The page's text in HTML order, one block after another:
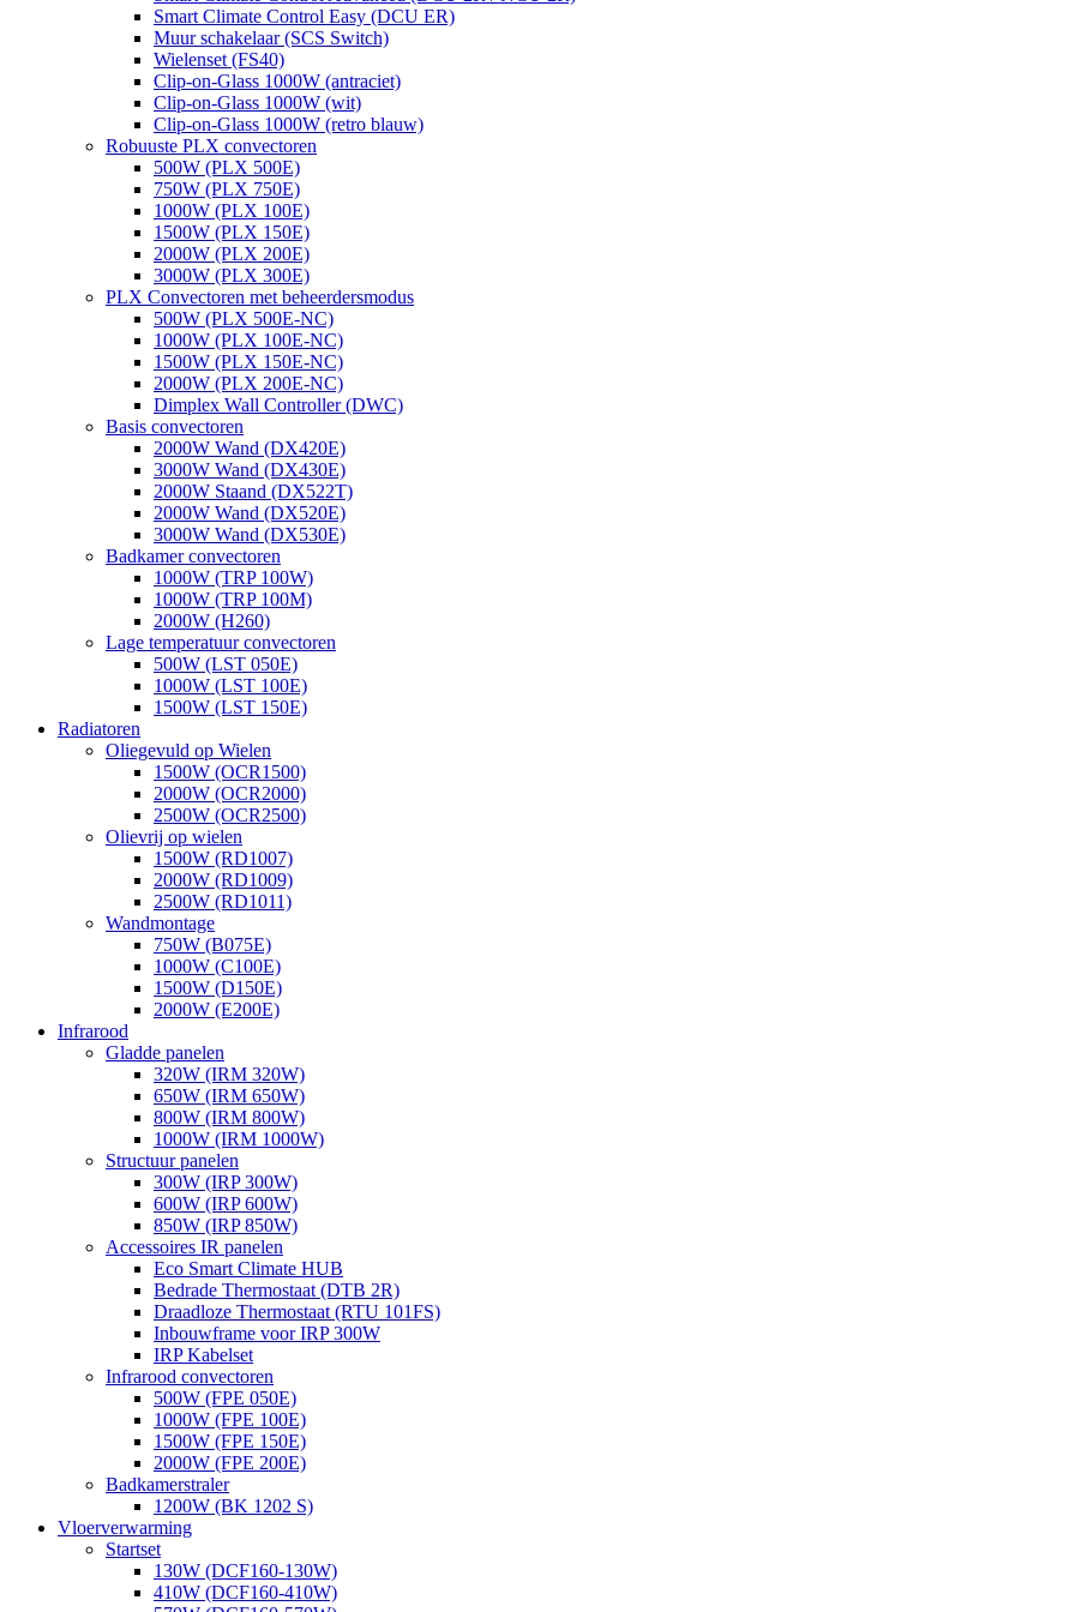
Smart Climate Control Easy (DCU ER)
Muur schakelaar (SCS Switch)
Wielenset (FS40)
Clip-on-Glass 1000W (antraciet)
Clip-on-Glass 1000W (wit)
Clip-on-Glass 1000W (retro blauw)
Robuuste PLX convectoren
500W (PLX 500E)
750W (PLX 750E)
1000W (PLX 100E)
1500W (PLX 150E)
2000W (PLX 200E)
3000W (PLX 300E)
PLX Convectoren met beheerdersmodus
500W (PLX 500E-NC)
1000W (PLX 100E-NC)
1500W (PLX 150E-NC)
2000W (PLX 200E-NC)
Dimplex Wall Controller (DWC)
Basis convectoren
2000W Wand (DX420E)
3000W Wand (DX430E)
2000W Staand (DX522T)
2000W Wand (DX520E)
3000W Wand (DX530E)
Badkamer convectoren
1000W (TRP 100W)
1000W (TRP 100M)
2000W (H260)
Lage temperatuur convectoren
500W (LST 050E)
1000W (LST 100E)
1500W (LST 150E)
Radiatoren
Oliegevuld op Wielen
1500W (OCR1500)
2000W (OCR2000)
2500W (OCR2500)
Olievrij op wielen
1500W (RD1007)
2000W (RD1009)
2500W (RD1011)
Wandmontage
750W (B075E)
1000W (C100E)
1500W (D150E)
2000W (E200E)
Infrarood
Gladde panelen
320W (IRM 320W)
650W (IRM 650W)
800W (IRM 800W)
1000W (IRM 1000W)
Structuur panelen
300W (IRP 300W)
600W (IRP 600W)
850W (IRP 850W)
Accessoires IR panelen
Eco Smart Climate HUB
Bedrade Thermostaat (DTB 2R)
Draadloze Thermostaat (RTU 101FS)
Inbouwframe voor IRP 300W
IRP Kabelset
Infrarood convectoren
500W (FPE 050E)
1000W (FPE 100E)
1500W (FPE 150E)
2000W (FPE 200E)
Badkamerstraler
1200W (BK 1202 S)
Vloerverwarming
Startset
130W (DCF160-130W)
410W (DCF160-410W)